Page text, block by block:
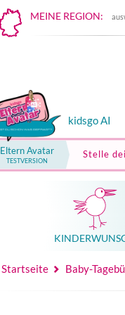
MEINE REGION:
kidsgo AI
Eltern Avatar
TESTVERSION
Stelle
Startseite Baby-